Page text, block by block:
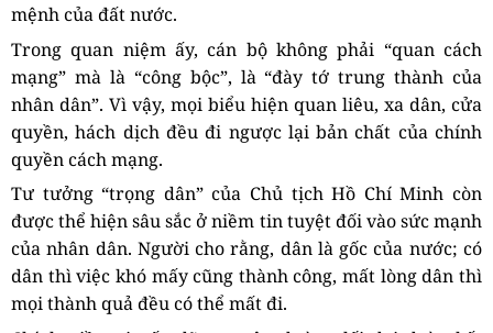
mệnh của đất nước.
Trong quan niệm ấy, cán bộ không phải “quan cách
mạng” mà là “công bộc”, là “đày tớ trung thành của
nhân dân”. Vì vậy, mọi biểu hiện quan liêu, xa dân, cửa
quyền, hách dịch đều đi ngược lại bản chất của chính
quyền cách mạng.
Tư tưởng “trọng dân” của Chủ tịch Hồ Chí Minh còn
được thể hiện sâu sắc ở niềm tin tuyệt đối vào sức mạnh
của nhân dân. Người cho rằng, dân là gốc của nước; có
dân thì việc khó mấy cũng thành công, mất lòng dân thì
mọi thành quả đều có thể mất đi.